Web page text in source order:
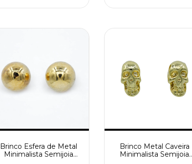
Brinco Esfera de Metal
Minimalista Semijoia
Brinco Metal Caveira
Minimalista Semijoia